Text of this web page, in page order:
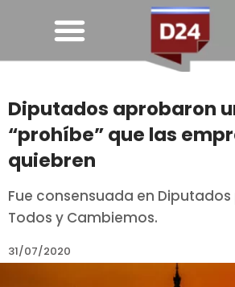
Diputados aprobaron
“prohíbe” que las
quiebren
Fue consensuada en
Todos y Cambiemos.
31/07/2020